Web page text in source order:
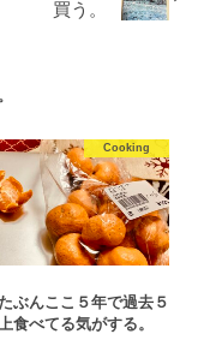
買う。
Cooking
ぶんここ５年で過去５
食べてる気がする。